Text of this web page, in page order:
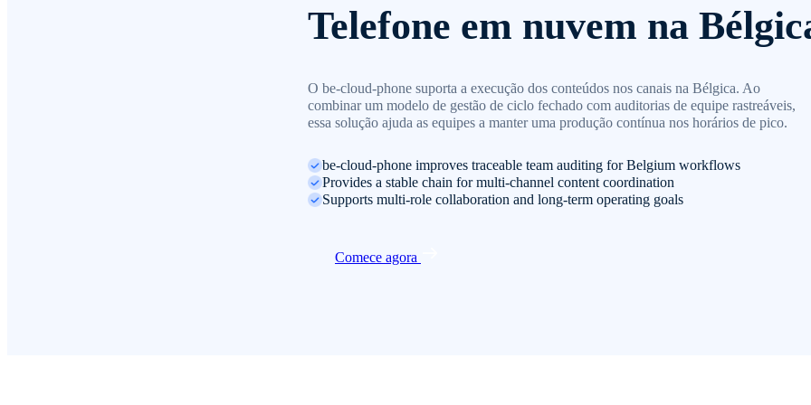
Telefone em nuvem na
O be-cloud-phone suporta a execução dos conteúdos nos canais na Bélgica. Ao
combinar um modelo de gestão de ciclo fechado com auditorias de equipe rastreáveis,
essa solução ajuda as equipes a manter uma produção contínua nos horários de pico.
be-cloud-phone improves traceable team auditing for Belgium workflows
Provides a stable chain for multi-channel content coordination
Supports multi-role collaboration and long-term operating goals
Comece agora